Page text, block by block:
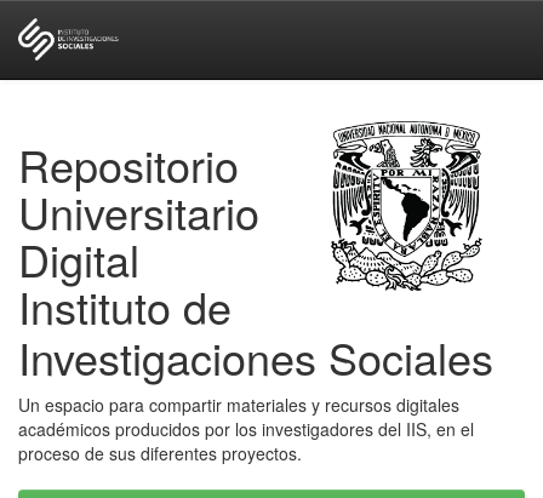
Repositorio
Universitario
Digital
Instituto de
Investigaciones Sociales
Un espacio para compartir materiales y recursos digitales
académicos producidos por los investigadores del IIS, en el
proceso de sus diferentes proyectos.